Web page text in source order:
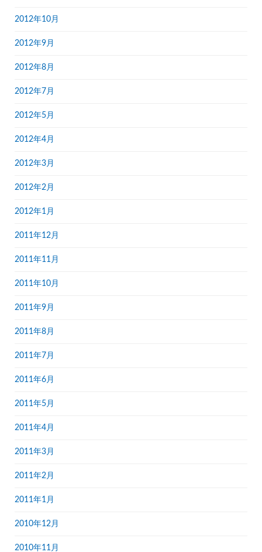
2012年10月
2012年9月
2012年8月
2012年7月
2012年5月
2012年4月
2012年3月
2012年2月
2012年1月
2011年12月
2011年11月
2011年10月
2011年9月
2011年8月
2011年7月
2011年6月
2011年5月
2011年4月
2011年3月
2011年2月
2011年1月
2010年12月
2010年11月